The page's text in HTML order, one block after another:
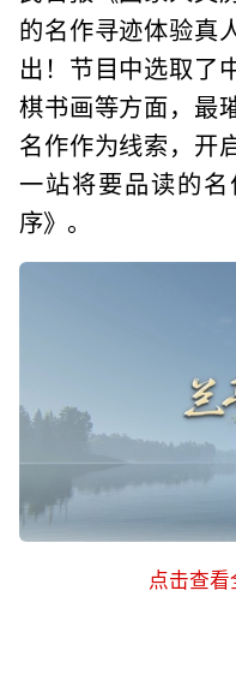
的名作寻迹体验真
出！节目中选取了
棋书画等方面，最
名作作为线索，开
一站将要品读的
序》。
首期节目以
点击查